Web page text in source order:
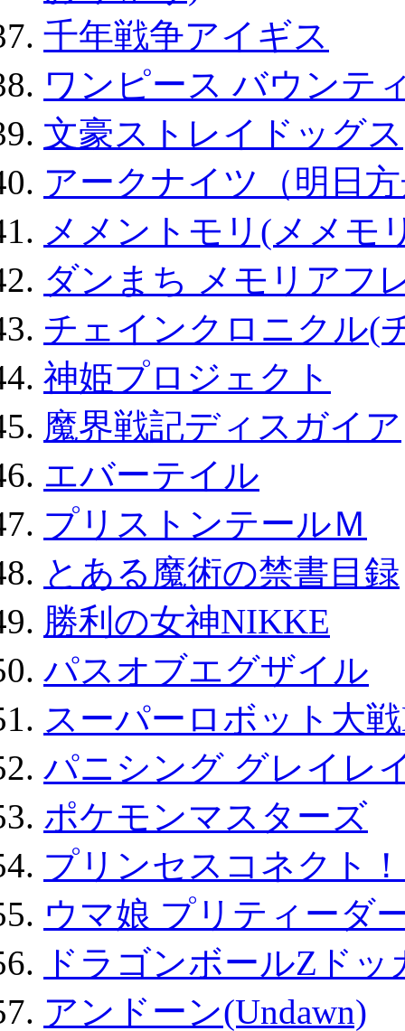
千年戦争アイギス
ワンピース バウンテ
文豪ストレイドッグス
アークナイツ（明日
メメントモリ(メメモ
ダンまち メモリアフ
チェインクロニクル(
神姫プロジェクト
魔界戦記ディスガイア
エバーテイル
プリストンテールＭ
とある魔術の禁書目録
勝利の女神NIKKE
パスオブエグザイル
スーパーロボット大
パニシング グレイレ
ポケモンマスターズ
プリンセスコネクト
ウマ娘 プリティーダ
ドラゴンボールZド
アンドーン(Undawn)